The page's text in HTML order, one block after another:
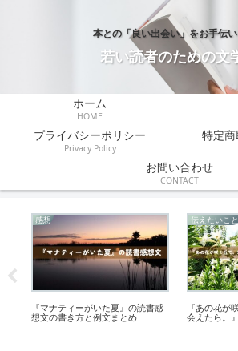
本との「良い出会い」をお手伝
若い読者のための文
ホーム
HOME
プライバシーポリシー
Privacy Policy
特定
お問い合わせ
CONTACT
感想
『マナティーがいた夏』の読書感
想文の書き方と例文まとめ
伝えたいこと
『あの花が
会えたら。